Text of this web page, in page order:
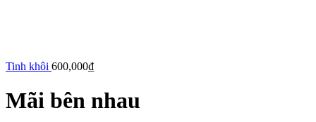
Tinh khôi 600,000₫
Mãi bên nhau